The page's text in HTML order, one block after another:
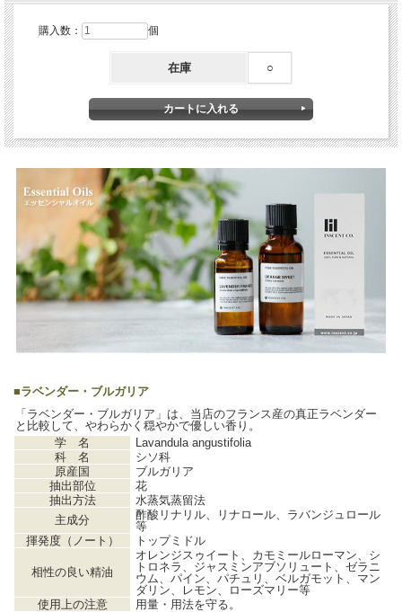
購入数： 個
在庫 ○
■ラベンダー・ブルガリア
「ラベンダー・ブルガリア」は、当店のフランス産の真正ラベンダー
と比較して、やわらかく穏やかで優しい香り。
学 名
Lavandula angustifolia
科 名
シソ科
原産国
ブルガリア
抽出部位
花
抽出方法
水蒸気蒸留法
主成分
酢酸リナリル、リナロール、ラバンジュロール
等
揮発度（ノート）
トップミドル
相性の良い精油
オレンジスゥイート、カモミールローマン、シ
トロネラ、ジャスミンアブソリュート、ゼラニ
ウム、パイン、パチュリ、ベルガモット、マン
ダリン、レモン、ローズマリー等
使用上の注意
用量・用法を守る。